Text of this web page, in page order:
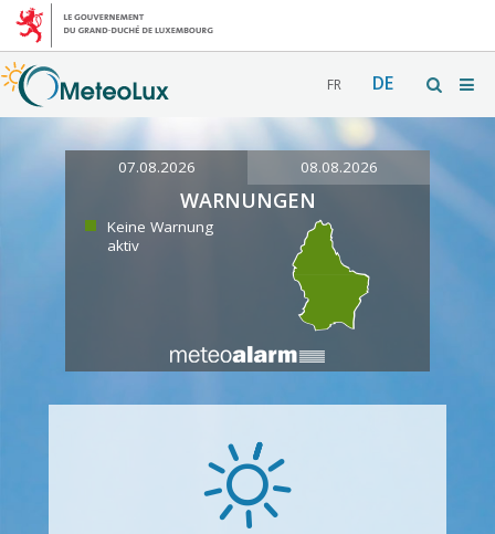
FR DE
07.08.2026 08.08.2026
WARNUNGEN
Keine Warnung
aktiv